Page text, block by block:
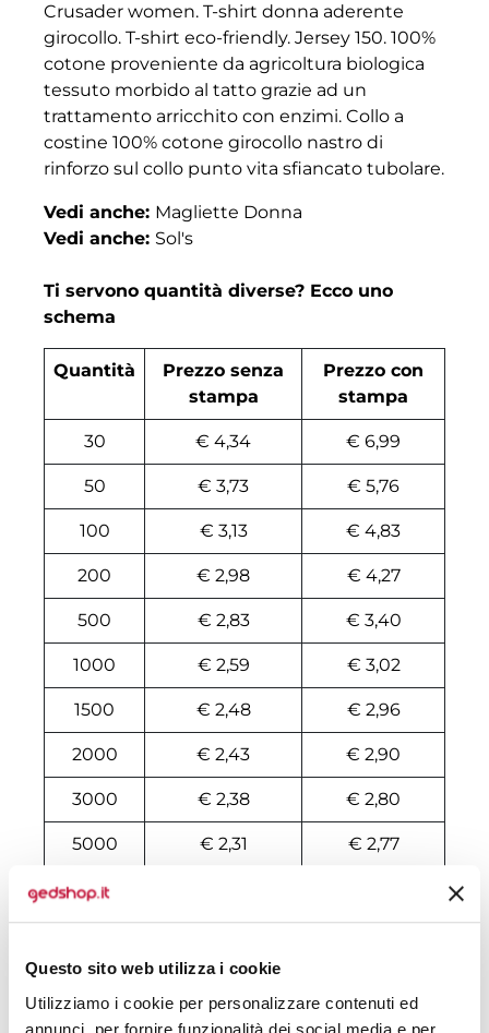
Questo sito web utilizza i cookie
Utilizziamo i cookie per personalizzare contenuti ed
annunci, per fornire funzionalità dei social media e per
Crusader women. T-shirt donna aderente
girocollo. T-shirt eco-friendly. Jersey 150. 100%
cotone proveniente da agricoltura biologica
tessuto morbido al tatto grazie ad un
trattamento arricchito con enzimi. Collo a
costine 100% cotone girocollo nastro di
rinforzo sul collo punto vita sfiancato tubolare.
Vedi anche: Magliette Donna
Vedi anche: Sol's
Ti servono quantità diverse? Ecco uno
schema
Quantità
Prezzo senza
stampa
Prezzo con
stampa
30 € 4,34 € 6,99
50 € 3,73 € 5,76
100 € 3,13 € 4,83
200 € 2,98 € 4,27
500 € 2,83 € 3,40
1000 € 2,59 € 3,02
1500 € 2,48 € 2,96
2000 € 2,43 € 2,90
3000 € 2,38 € 2,80
5000 € 2,31 € 2,77
10000
Tecniche di stampa
Area di personalizzazione